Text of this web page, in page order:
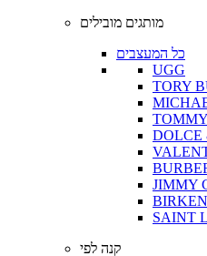
מותגים מובילים
כל המעצבים
UGG
TORY
DOLCE
JIMMY
SAINT
קנה לפי